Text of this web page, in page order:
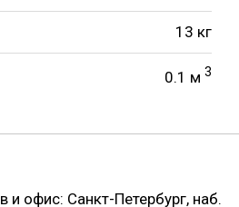
13 кг
0.1 м 3
и офис: Санкт-Петербург, наб.